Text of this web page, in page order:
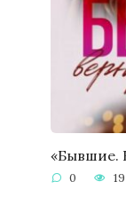
«Бывшие.
0 19